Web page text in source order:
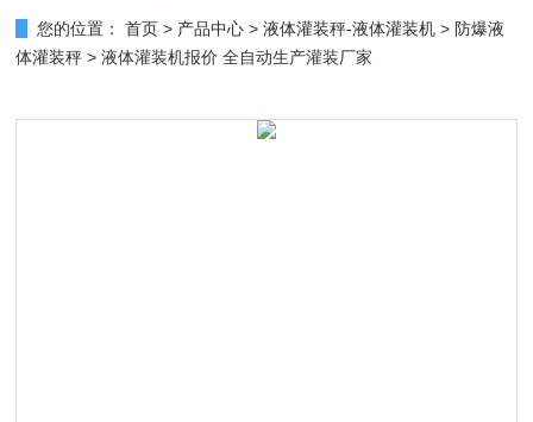
您的位置： 首页 > 产品中心 >液体灌装秤-液体灌装机 > 防爆液
体灌装秤 > 液体灌装机报价 全自动生产灌装厂家